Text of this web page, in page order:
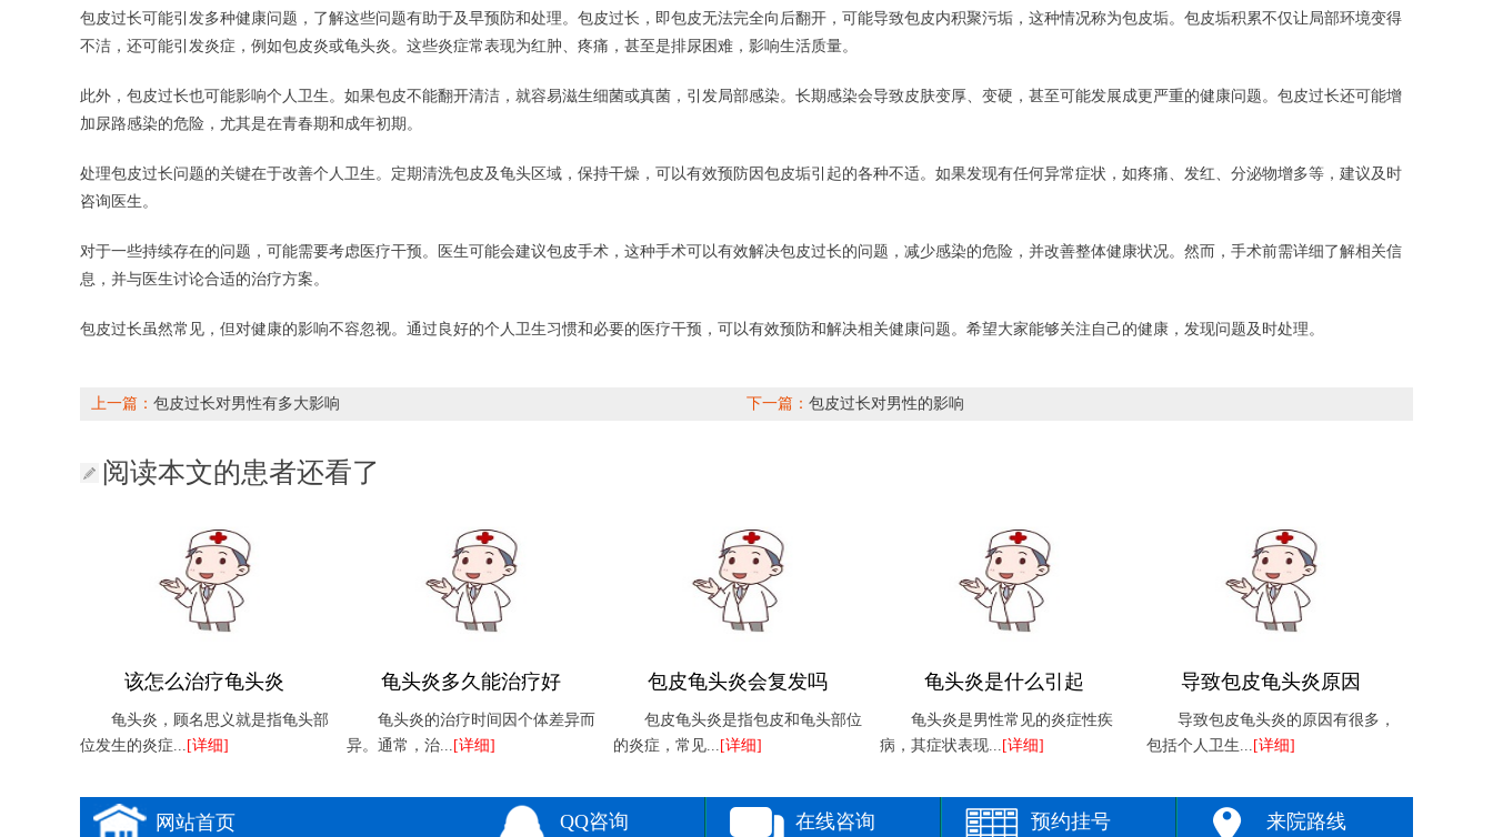
包皮过长可能引发多种健康问题，了解这些问题有助于及早预防和处理。包皮过长，即包皮无法完全向后翻开，可能导致包皮内积聚污垢，这种情况称为包皮垢。包皮垢积累不仅让局部环境变得
不洁，还可能引发炎症，例如包皮炎或龟头炎。这些炎症常表现为红肿、疼痛，甚至是排尿困难，影响生活质量。
此外，包皮过长也可能影响个人卫生。如果包皮不能翻开清洁，就容易滋生细菌或真菌，引发局部感染。长期感染会导致皮肤变厚、变硬，甚至可能发展成更严重的健康问题。包皮过长还可能增
加尿路感染的危险，尤其是在青春期和成年初期。
处理包皮过长问题的关键在于改善个人卫生。定期清洗包皮及龟头区域，保持干燥，可以有效预防因包皮垢引起的各种不适。如果发现有任何异常症状，如疼痛、发红、分泌物增多等，建议及时
咨询医生。
对于一些持续存在的问题，可能需要考虑医疗干预。医生可能会建议包皮手术，这种手术可以有效解决包皮过长的问题，减少感染的危险，并改善整体健康状况。然而，手术前需详细了解相关信
息，并与医生讨论合适的治疗方案。
包皮过长虽然常见，但对健康的影响不容忽视。通过良好的个人卫生习惯和必要的医疗干预，可以有效预防和解决相关健康问题。希望大家能够关注自己的健康，发现问题及时处理。
上一篇： 包皮过长对男性有多大影响 下一篇： 包皮过长对男性的影响
阅读本文的患者还看了
该怎么治疗龟头炎
龟头炎，顾名思义就是指龟头部
位发生的炎症... [详细]
龟头炎多久能治疗好
龟头炎的治疗时间因个体差异而
异。通常，治... [详细]
包皮龟头炎会复发吗
包皮龟头炎是指包皮和龟头部位
的炎症，常见... [详细]
龟头炎是什么引起
龟头炎是男性常见的炎症性疾
病，其症状表现... [详细]
导致包皮龟头炎原因
导致包皮龟头炎的原因有很多，
包括个人卫生... [详细]
网站首页 QQ咨询 在线咨询 预约挂号 来院路线